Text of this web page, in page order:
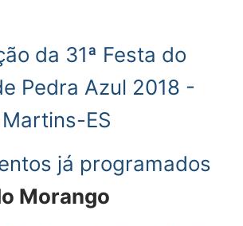
da 31ª Festa do
Pedra Azul 2018 -
ES
já programados
Morango